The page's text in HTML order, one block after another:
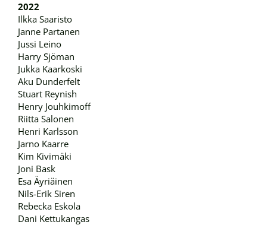
2022
Ilkka Saaristo
Janne Partanen
Jussi Leino
Harry Sjöman
Jukka Kaarkoski
Aku Dunderfelt
Stuart Reynish
Henry Jouhkimoff
Riitta Salonen
Henri Karlsson
Jarno Kaarre
Kim Kivimäki
Joni Bask
Esa Äyriäinen
Nils-Erik Siren
Rebecka Eskola
Dani Kettukangas